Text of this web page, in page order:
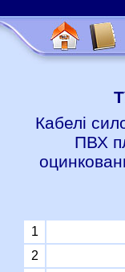
Кабелі
ПВХ
1
2